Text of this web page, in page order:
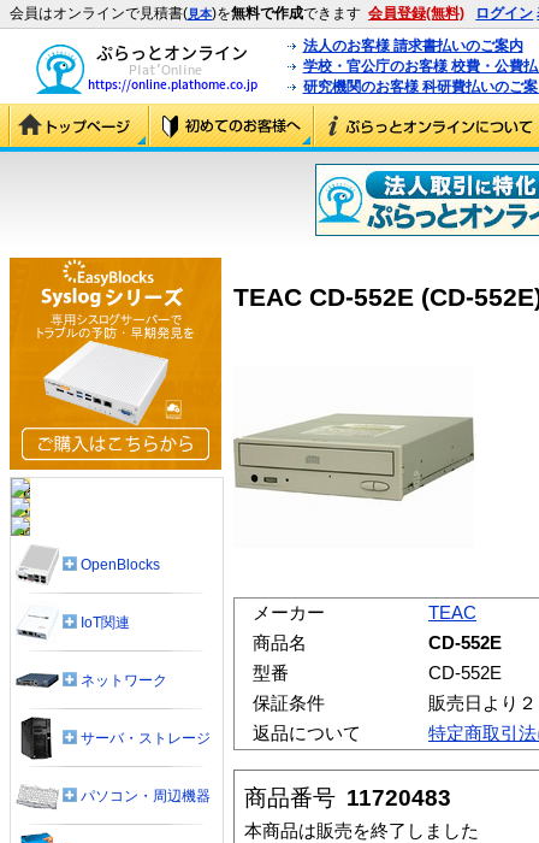
会員はオンラインで見積書(見本)を無料で作成できます 会員登録(無料) ログイン
法人のお客様 請求書払いのご案内
学校・官公庁のお客様 校費・公費
研究機関のお客様 科研費払いのご
TEAC CD-552E (CD-
メーカー
TEAC
商品名
CD-552E
型番
CD-552E
保証条件
販売日より
返品について
特定商取引
商品番号 11720483
本商品は販売を終了しました
OpenBlocks
IoT関連
ネットワーク
サーバ・ストレージ
パソコン・周辺機器